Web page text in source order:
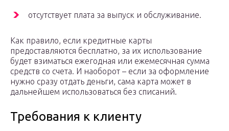
отсутствует плата за выпуск и обслуживание.
Как правило, если кредитные карты
предоставляются бесплатно, за их использование
будет взиматься ежегодная или ежемесячная сумма
средств со счета. И наоборот – если за оформление
нужно сразу отдать деньги, сама карта может в
дальнейшем использоваться без списаний.
Требования к клиенту